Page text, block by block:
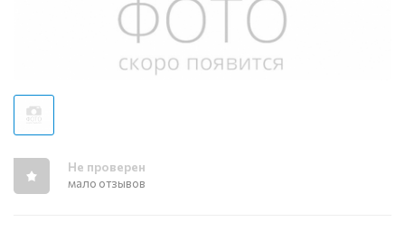
Не проверен
мало отзывов